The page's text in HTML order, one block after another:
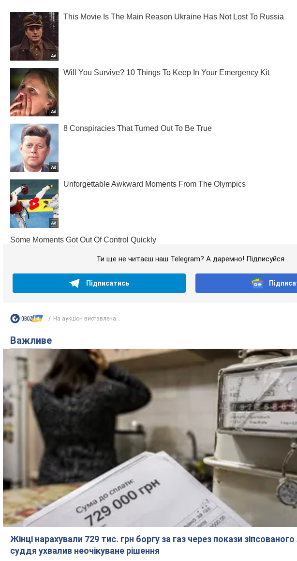
Ти ще не читаєш наш Telegram? А даремно! Підписуйся
Підписатись
На аукціон виставлена...
Важливе
Жінці нарахували 729 тис. грн боргу за газ через покази
суддя ухвалив неочікуване рішення